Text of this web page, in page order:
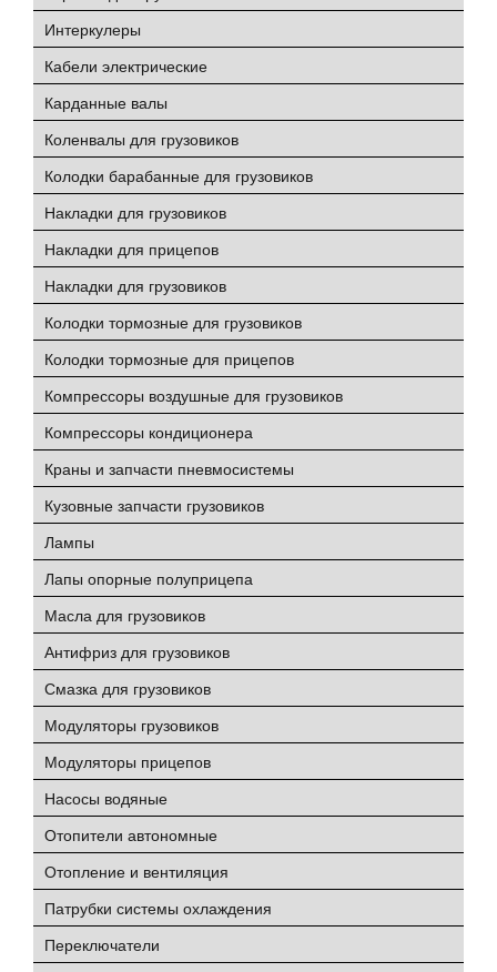
Интеркулеры
Кабели электрические
Карданные валы
Коленвалы для грузовиков
Колодки барабанные для грузовиков
Накладки для грузовиков
Накладки для прицепов
Накладки для грузовиков
Колодки тормозные для грузовиков
Колодки тормозные для прицепов
Компрессоры воздушные для грузовиков
Компрессоры кондиционера
Краны и запчасти пневмосистемы
Кузовные запчасти грузовиков
Лампы
Лапы опорные полуприцепа
Масла для грузовиков
Антифриз для грузовиков
Смазка для грузовиков
Модуляторы грузовиков
Модуляторы прицепов
Насосы водяные
Отопители автономные
Отопление и вентиляция
Патрубки системы охлаждения
Переключатели